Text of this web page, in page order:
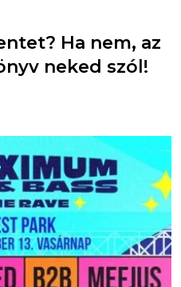
Ha nem, az
neked szól!